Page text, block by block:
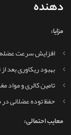
دهنده
مزایا:
افزایش سرعت
بهبود ریکاوری بعد
تامین کالری و مواد
حفظ توده عضلانی
معایب احتمالی: